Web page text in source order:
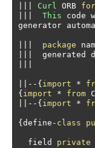
Curl ORB for
This code
generator
package
generated
||--{import *
{import * from
||--{import *
{define - class
  field
private